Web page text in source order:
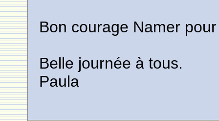
Bon courage Namer
Belle journée à tous.
Paula